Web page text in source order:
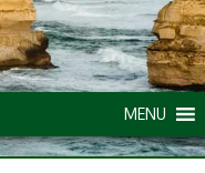
MENU